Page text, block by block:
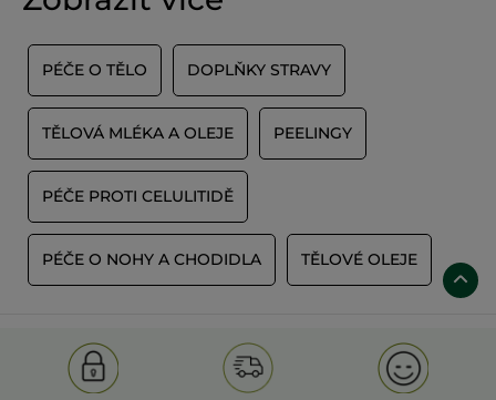
PÉČE O TĚLO DOPLŇKY STRAVY
TĚLOVÁ MLÉKA A OLEJE PEELINGY
PÉČE PROTI CELULITIDĚ
PÉČE O NOHY A CHODIDLA TĚLOVÉ OLEJE